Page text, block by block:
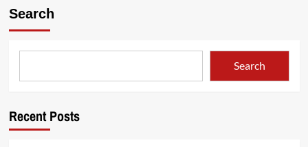
Search
Search
Recent Posts